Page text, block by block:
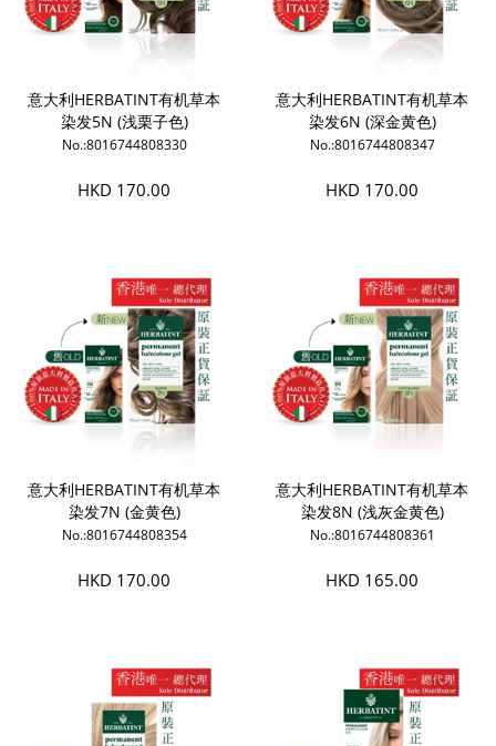
意大利HERBATINT有机草本
染发5N (浅栗子色)
No.:8016744808330
HKD 170.00
意大利HERBATINT有机草本
染发6N (深金黄色)
No.:8016744808347
HKD 170.00
意大利HERBATINT有机草本
染发7N (金黄色)
No.:8016744808354
HKD 170.00
意大利HERBATINT有机草本
染发8N (浅灰金黄色)
No.:8016744808361
HKD 165.00